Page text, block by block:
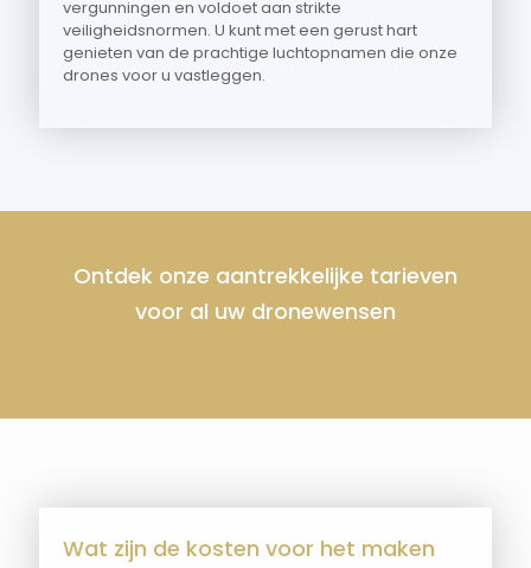
vergunningen en voldoet aan strikte
veiligheidsnormen. U kunt met een gerust hart
genieten van de prachtige luchtopnamen die onze
drones voor u vastleggen.
Ontdek onze aantrekkelijke tarieven
voor al uw dronewensen
Wat zijn de kosten voor het maken